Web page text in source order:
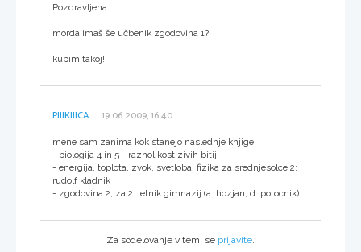
Pozdravljena.
morda imaš še učbenik zgodovina 1?
kupim takoj!
PIIIKIIICA 19.06.2009, 16:40
mene sam zanima kok stanejo naslednje knjige:
- biologija 4 in 5 - raznolikost zivih bitij
- energija, toplota, zvok, svetloba; fizika za srednjesolce 2;
rudolf kladnik
- zgodovina 2, za 2. letnik gimnazij (a. hozjan, d. potocnik)
Za sodelovanje v temi se prijavite